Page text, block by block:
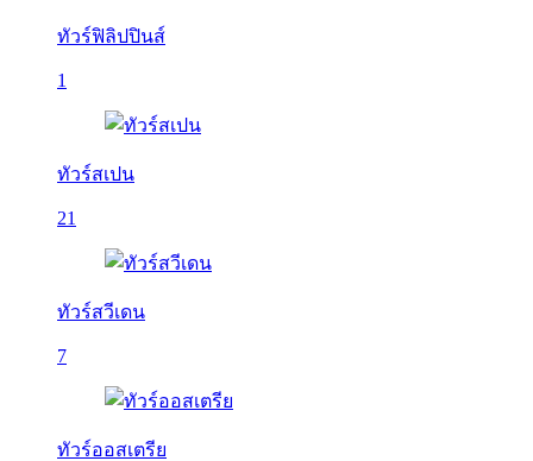
ทัวร์ฟิลิปปินส์
1
ทัวร์สเปน
21
ทัวร์สวีเดน
7
ทัวร์ออสเตรีย